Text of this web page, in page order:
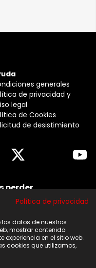
generales
de privacidad y
legal
de Cookies
de desistimiento
perder
ofertas y
Política de privacidad
datos de nuestros
mostrar contenido
experiencia en el sitio web.
cookies que utilizamos,